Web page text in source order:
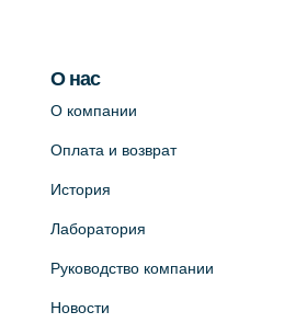
О нас
О компании
Оплата и возврат
История
Лаборатория
Руководство компании
Новости